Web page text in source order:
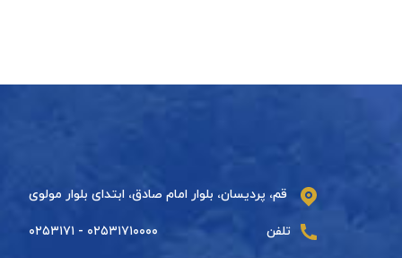
قم، پردیسان، بلوار امام صادق، ابتدای بلوار مولوی
تلفن ۰۲۵۳۱۷۱۰۰۰۰ - ۰۲۵۳۱۷۱